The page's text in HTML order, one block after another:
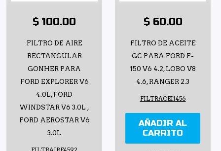
$ 100.00
FILTRO DE AIRE
RECTANGULAR
GONHER PARA
FORD EXPLORER V6
4.0L, FORD
WINDSTAR V6 3.0L ,
FORD AEROSTAR V6
3.0L
$ 60.00
FILTRO DE ACEITE
GC PARA FORD F-
150 V6 4.2, LOBO V8
4.6, RANGER 2.3
FILTRACEI1456
AÑADIR AL
CARRITO